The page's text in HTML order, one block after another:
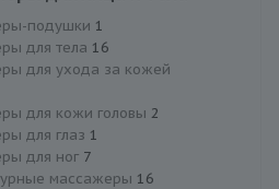
подушки 1
для тела 16
для ухода за кожей
для кожи головы 2
для глаз 1
для ног 7
массажеры 16